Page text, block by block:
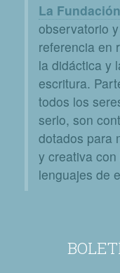
La
observatorio
referencia en
la didáctica y
escritura.
todos los
serlo, son
dotados para
y creativa
lenguajes de